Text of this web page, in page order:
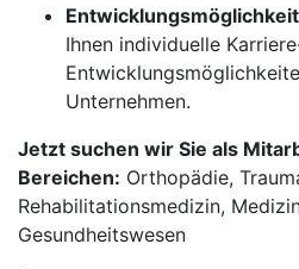
Ihnen individuelle
Unternehmen.
Jetzt suchen wir Sie als
Bereichen: Orthopädie,
Rehabilitationsmedizin,
Gesundheitswesen